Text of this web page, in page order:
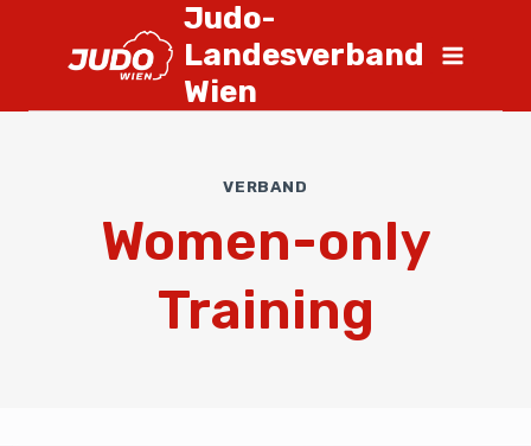
Judo-
Landesverband
Wien
VERBAND
Women-only
Training